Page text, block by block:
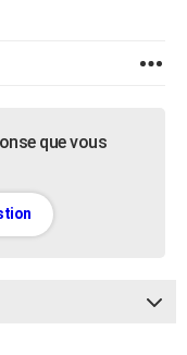
que vous